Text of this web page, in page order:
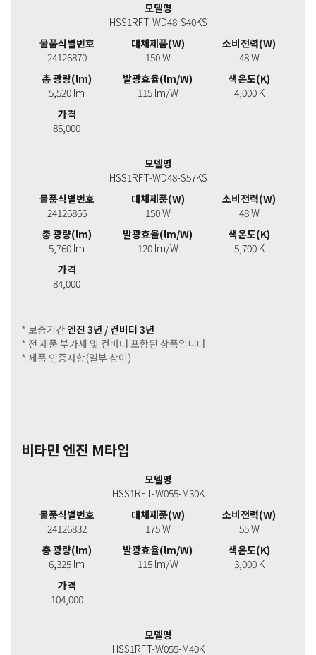
모델명
HSS1RFT-WD48-S40KS
물품식별번호
24126870
대체제품(W)
150 W
소비전력(W)
48 W
총 광량(lm)
5,520 lm
발광효율(lm/W)
115 lm/W
색온도(K)
4,000 K
가격
85,000
모델명
HSS1RFT-WD48-S57KS
물품식별번호
24126866
대체제품(W)
150 W
소비전력(W)
48 W
총 광량(lm)
5,760 lm
발광효율(lm/W)
120 lm/W
색온도(K)
5,700 K
가격
84,000
* 보증기간엔진 3년 / 컨버터 3년
* 전 제품 부가세 및 컨버터 포함된 상품입니다.
* 제품 인증사항(일부 상이)
비타민 엔진 M타입
모델명
HSS1RFT-W055-M30K
물품식별번호
24126832
대체제품(W)
175 W
소비전력(W)
55 W
총 광량(lm)
6,325 lm
발광효율(lm/W)
115 lm/W
색온도(K)
3,000 K
가격
104,000
모델명
HSS1RFT-W055-M40K